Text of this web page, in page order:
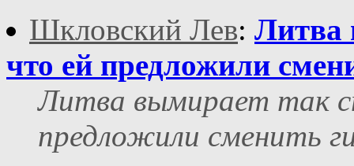
Шкловский Лев: Литва
что ей предложили
Литва вымирает так
предложили сменить